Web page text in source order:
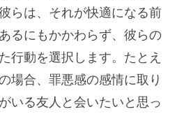
らは、それが快適になる前
るにもかかわらず、彼らの
行動を選択します。たとえ
場合、罪悪感の感情に取り
いる友人と会いたいと思っ